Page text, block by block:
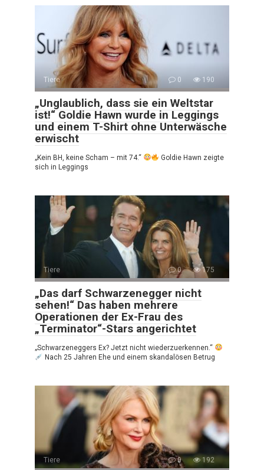
Tiere 0 190
„Unglaublich, dass sie ein Weltstar
ist!“ Goldie Hawn wurde in Leggings
und einem T-Shirt ohne Unterwäsche
erwischt
„Kein BH, keine Scham – mit 74.“
Goldie Hawn zeigte
sich in Leggings
Tiere 0 175
„Das darf Schwarzenegger nicht
sehen!“ Das haben mehrere
Operationen der Ex-Frau des
„Terminator“-Stars angerichtet
„Schwarzeneggers Ex? Jetzt nicht wiederzuerkennen.“
Nach 25 Jahren Ehe und einem skandalösen Betrug
Tiere 0 192